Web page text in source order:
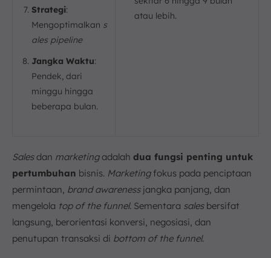
Strategi:
Mengoptimalkan s
ales pipeline
Jangka Waktu:
Pendek, dari
minggu hingga
beberapa bulan.
atau lebih.
Salesdan marketingadalah dua fungsi penting untuk
pertumbuhan bisnis. Marketingfokus pada penciptaan
permintaan, brand awarenessjangka panjang, dan
mengelola top of the funnel. Sementara salesbersifat
langsung, berorientasi konversi, negosiasi, dan
penutupan transaksi di bottom of the funnel.